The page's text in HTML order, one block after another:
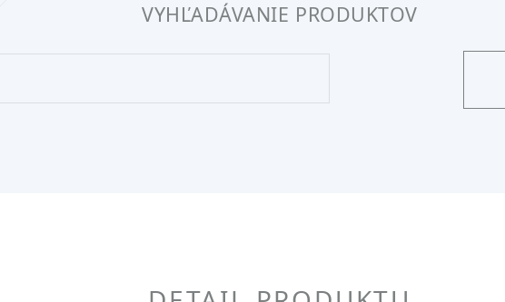
VYHĽADÁVANIE PRODUKTOV